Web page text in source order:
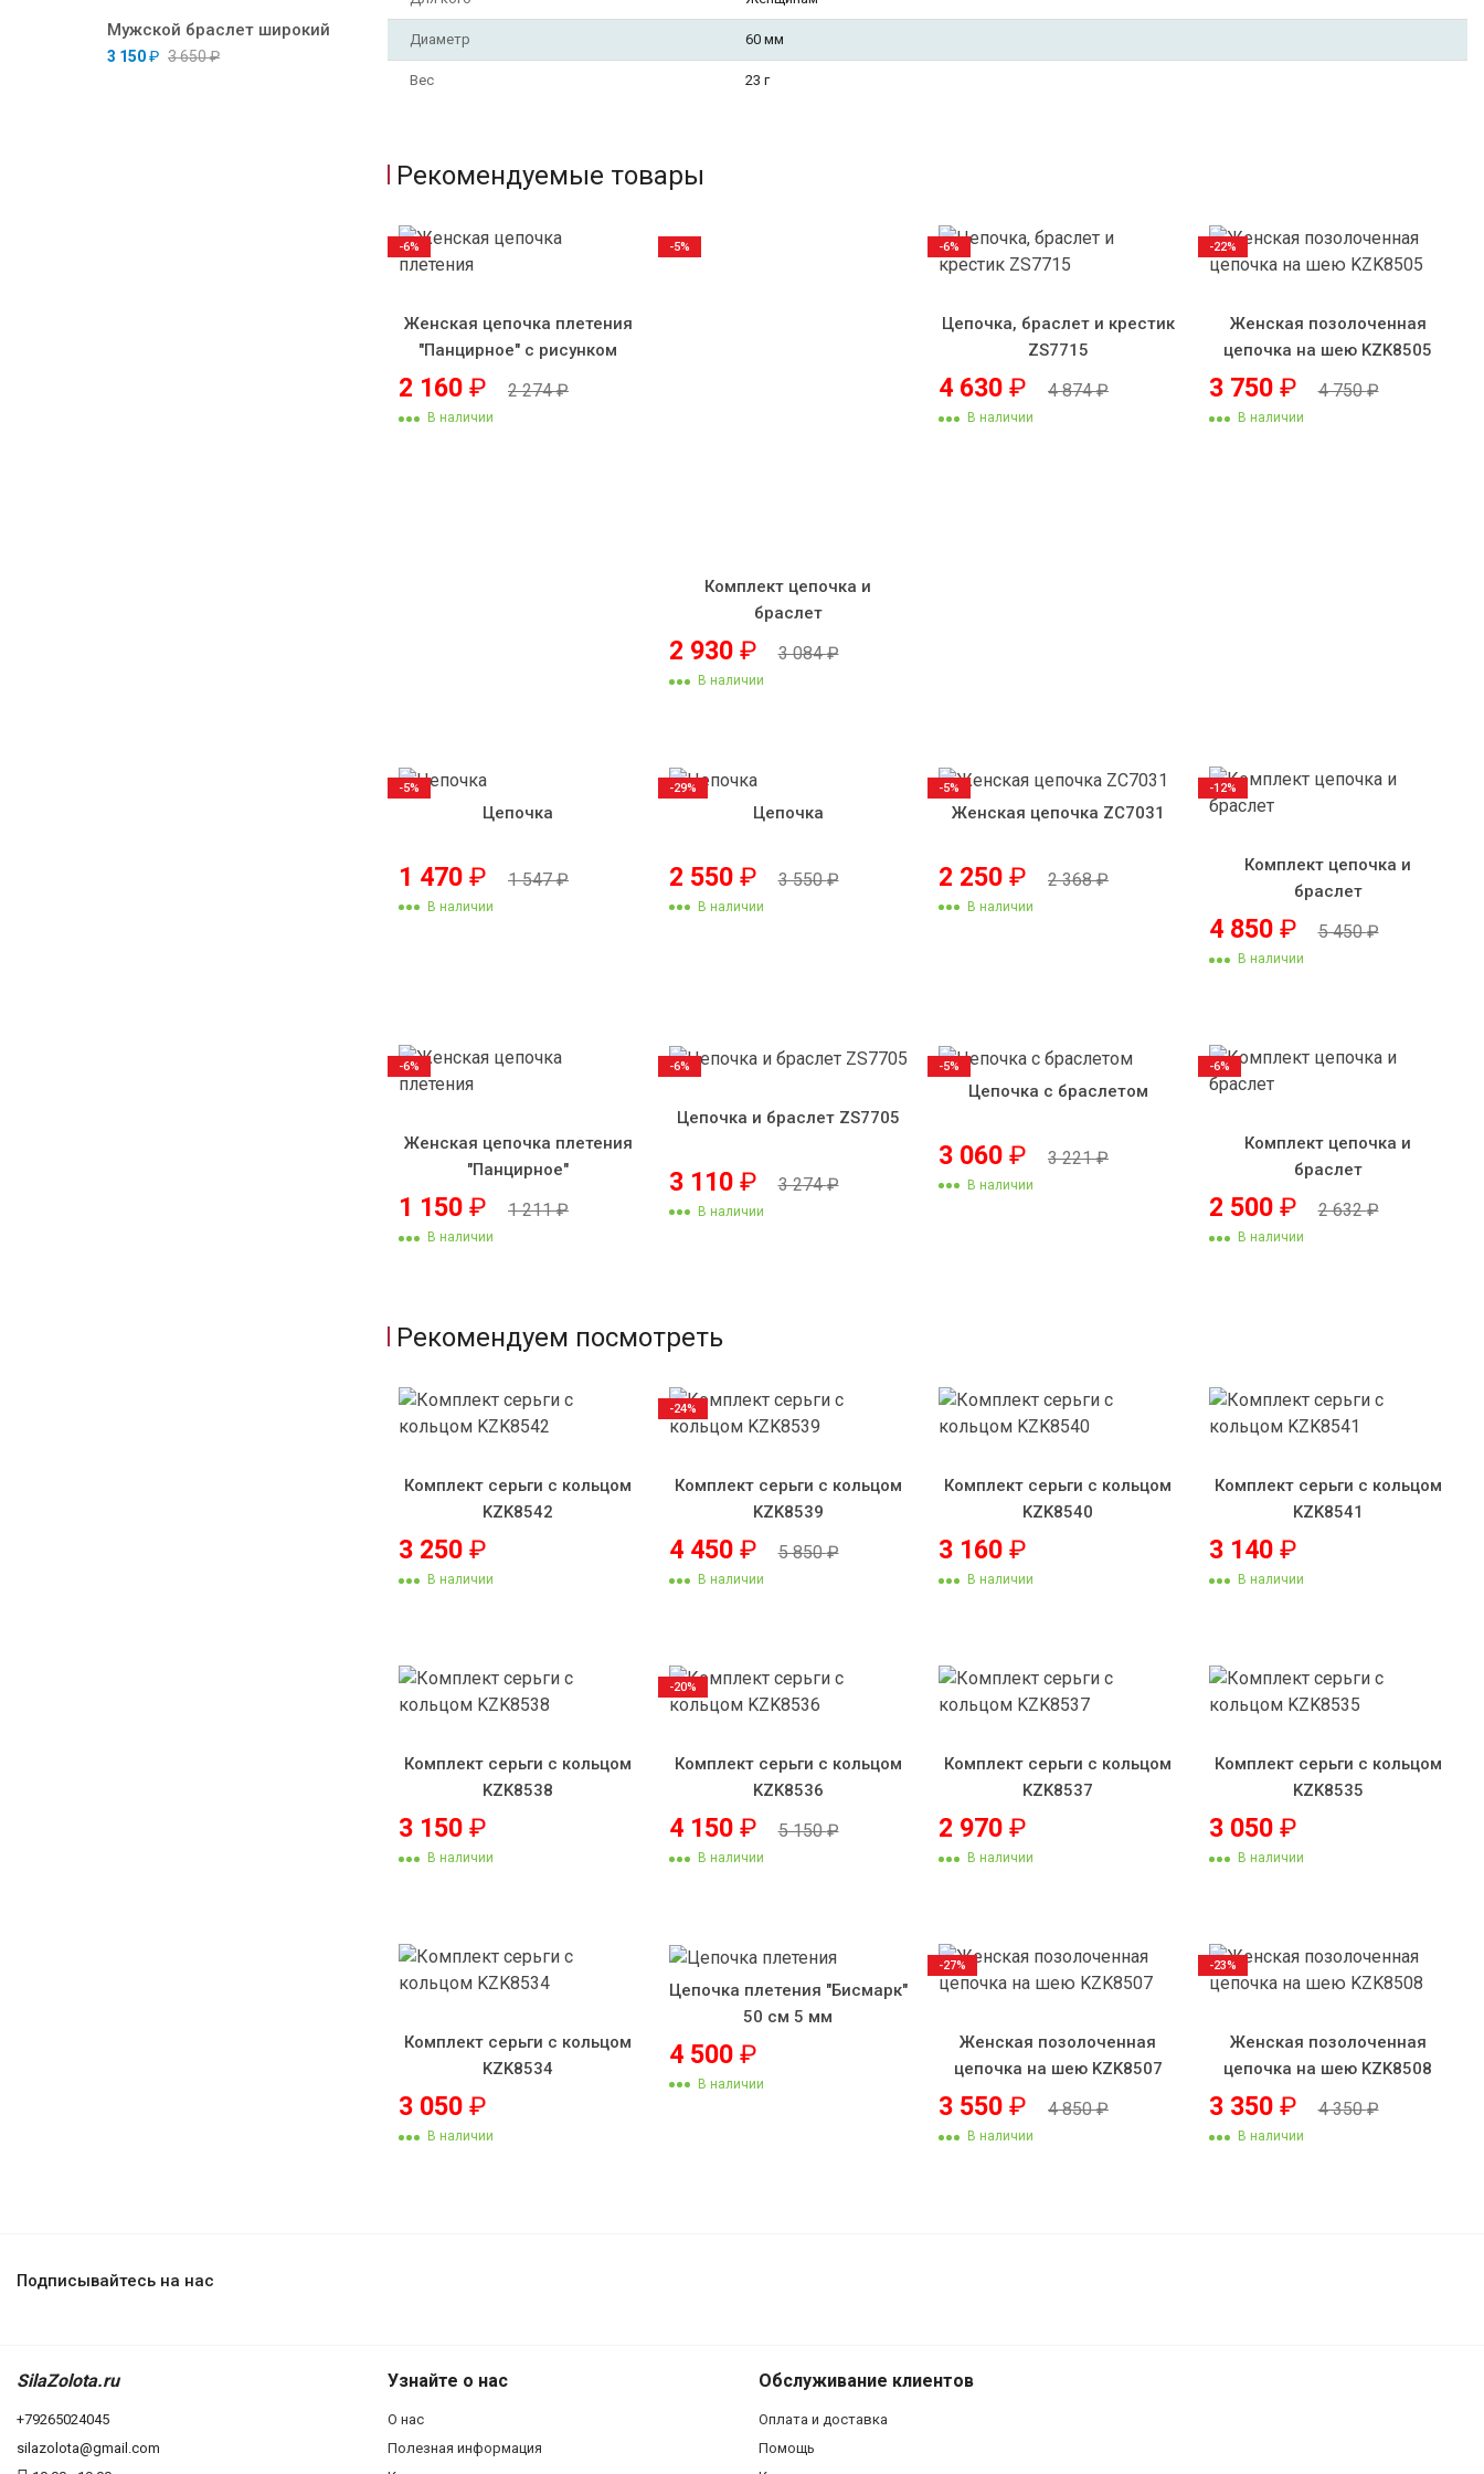
Мужской браслет широкий
3 150₽ 3 650₽
Диаметр 60 мм
Вес 23 г
Рекомендуемые товары
Женская цепочка плетения
"Панцирное" с рисунком
2 160 ₽ 2 274₽
В наличии
-6%
Комплект цепочка и
браслет
2 930 ₽ 3 084₽
В наличии
-5%
Цепочка, браслет и крестик
ZS7715
4 630 ₽ 4 874₽
В наличии
-6%
Женская позолоченная
цепочка на шею KZK8505
3 750 ₽ 4 750₽
В наличии
-22%
Цепочка
1 470 ₽ 1 547₽
В наличии
-5%
Цепочка
2 550 ₽ 3 550₽
В наличии
-29%
Женская цепочка ZC7031
2 250 ₽ 2 368₽
В наличии
-5%
Комплект цепочка и
браслет
4 850 ₽ 5 450₽
В наличии
-12%
Женская цепочка плетения
"Панцирное"
1 150 ₽ 1 211₽
В наличии
-6%
Цепочка и браслет ZS7705
3 110 ₽ 3 274₽
В наличии
-6%
Цепочка с браслетом
3 060 ₽ 3 221₽
В наличии
-5%
Комплект цепочка и
браслет
2 500 ₽ 2 632₽
В наличии
-6%
Рекомендуем посмотреть
Комплект серьги с кольцом
KZK8542
3 250 ₽
В наличии
Комплект серьги с кольцом
KZK8539
4 450 ₽ 5 850₽
В наличии
-24%
Комплект серьги с кольцом
KZK8540
3 160 ₽
В наличии
Комплект серьги с кольцом
KZK8541
3 140 ₽
В наличии
Комплект серьги с кольцом
KZK8538
3 150 ₽
В наличии
Комплект серьги с кольцом
KZK8536
4 150 ₽ 5 150₽
В наличии
-20%
Комплект серьги с кольцом
KZK8537
2 970 ₽
В наличии
Комплект серьги с кольцом
KZK8535
3 050 ₽
В наличии
Комплект серьги с кольцом
KZK8534
3 050 ₽
В наличии
Цепочка плетения "Бисмарк"
50 см 5 мм
4 500 ₽
В наличии
Женская позолоченная
цепочка на шею KZK8507
3 550 ₽ 4 850₽
В наличии
-27%
Женская позолоченная
цепочка на шею KZK8508
3 350 ₽ 4 350₽
В наличии
-23%
Подписывайтесь на нас
SilaZolota.ru
+79265024045
silazolota@gmail.com
Узнайте о нас
О нас
Полезная информация
Обслуживание клиентов
Оплата и доставка
Помощь